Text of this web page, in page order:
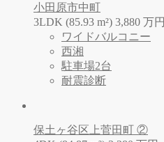
小田原市中町
3LDK (85.93 m²) 3,880 万円
ワイドバルコニー
西湘
駐車場2台
耐震診断
保土ヶ谷区上菅田町 ②